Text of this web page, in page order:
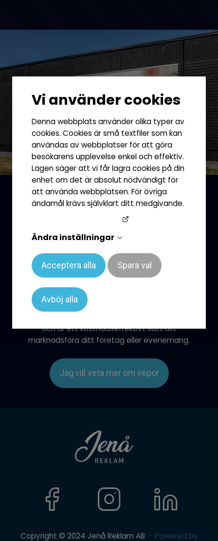
Vi använder cookies
Denna webbplats använder olika typer av
cookies. Cookies är små textfiler som kan
användas av webbplatser för att göra
besökarens upplevelse enkel och effektiv.
Lagen säger att vi får lagra cookies på din
enhet om det är absolut nödvändigt för
att använda webbplatsen. För övriga
ändamål krävs självklart ditt medgivande.
Ändra inställningar
Acceptera alla Spara val
Avböj alla
Vepor - Ett prisvärt
alternativ
Våra vepor och banderoller är ett effektivt sätt
i en mässhall, ger dessa produkter dig möjlighet
att låta företagets logga eller budskap pryda en
flera olika storlekar och former, samt möjligheten
att välja mellan olika material och motiv. De
och är ett kostnadseffektivt sätt att
marknadsföra ditt företag eller evenemang.
Jag vill veta mer om vepor
Copyright © 2024 Jenå Reklam AB - Powered by